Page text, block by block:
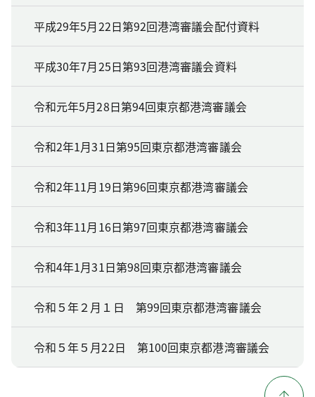
平成29年5月22日第92回港湾審議会配付資料
平成30年7月25日第93回港湾審議会資料
令和元年5月28日第94回東京都港湾審議会
令和2年1月31日第95回東京都港湾審議会
令和2年11月19日第96回東京都港湾審議会
令和3年11月16日第97回東京都港湾審議会
令和4年1月31日第98回東京都港湾審議会
令和５年２月１日 第99回東京都港湾審議会
令和５年５月22日 第100回東京都港湾審議会